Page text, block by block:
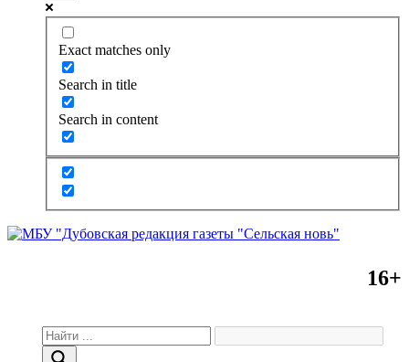
Exact matches only
Search in title
Search in content
16+